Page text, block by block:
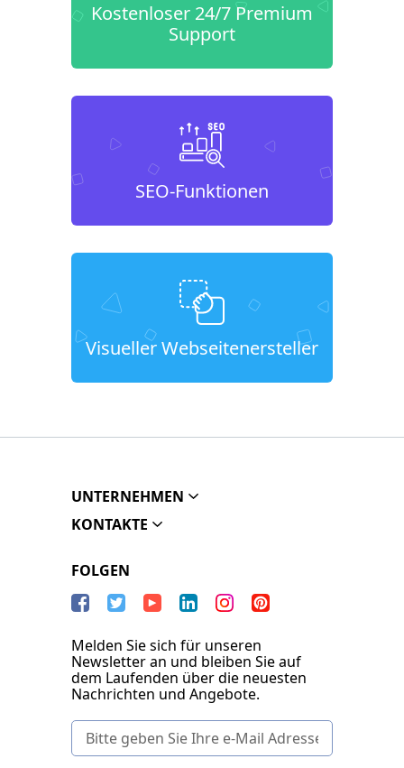
Kostenloser 24/7 Premium
Support
SEO-Funktionen
Visueller Webseitenersteller
UNTERNEHMEN
KONTAKTE
FOLGEN
Melden Sie sich für unseren
Newsletter an und bleiben Sie auf
dem Laufenden über die neuesten
Nachrichten und Angebote.